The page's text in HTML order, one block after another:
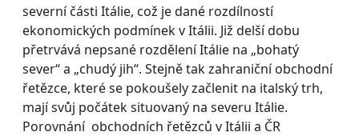
severní části Itálie, což je dané rozdílností
ekonomických podmínek v Itálii. Již delší dobu
přetrvává nepsané rozdělení Itálie na „bohatý
sever“ a „chudý jih“. Stejně tak zahraniční obchodní
řetězce, které se pokoušely začlenit na italský trh,
mají svůj počátek situovaný na severu Itálie.
Porovnání obchodních řetězců v Itálii a ČR